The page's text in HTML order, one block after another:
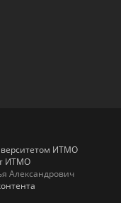
ИТМО
ИТМО
Александрович